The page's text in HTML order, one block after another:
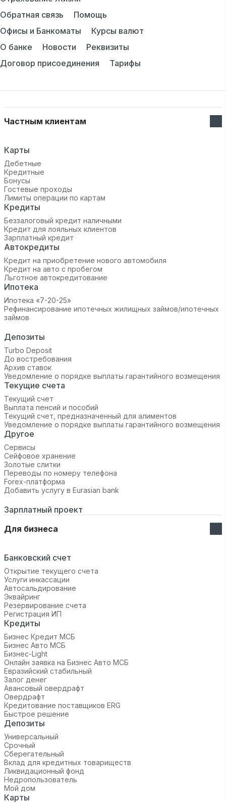
Обратная связь
Помощь
Офисы и Банкоматы
Курсы валют
О банке
Новости
Реквизиты
Договор присоединения
Тарифы
Частным клиентам
Карты
Дебетные
Кредитные
Бонусы
Гостевые проходы
Лимиты операции по картам
Кредиты
Беззалоговый кредит наличными
Кредит для лояльных клиентов
Зарплатный кредит
Автокредиты
Кредит на приобретение нового автомобиля
Кредит на авто с пробегом
Льготное автокредитование
Ипотека
Ипотека «7-20-25»‬
Рефинансирование ипотечных жилищных займов/ипотечных
займов
Депозиты
Turbo Deposit
До востребования
Архив ставок
Уведомление о порядке выплаты гарантийного возмещения
Текущие счета
Текущий счет
Выплата пенсий и пособий
Текущий счет, предназначенный для алиментов
Уведомление о порядке выплаты гарантийного возмещения
Другое
Сервисы
Сейфовое хранение
Золотые слитки
Переводы по номеру телефона
Forex-платформа
Добавить услугу в Eurasian bank
Зарплатный проект
Для бизнеса
Банковский счет
Открытие текущего счета
Услуги инкассации
Автосальдирование
Эквайринг
Резервирование счета
Регистрация ИП
Кредиты
Бизнес Кредит МСБ
Бизнес Авто МСБ
Бизнес-Light
Онлайн заявка на Бизнес Авто МСБ
Евразийский стабильный
Залог денег
Авансовый овердрафт
Овердрафт
Кредитование поставщиков ERG
Быстрое решение
Депозиты
Универсальный
Срочный
Сберегательный
Вклад для кредитных товариществ
Ликвидационный фонд
Недропользователь
Мой дом
Карты